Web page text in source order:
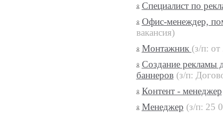
Специалист по
Офис-менеждер,
вакансия)
Монтажник (з/п:
Создание рекламы
баннеров (з/п:
Контент - менеджер
Менеджер (з/п: 25